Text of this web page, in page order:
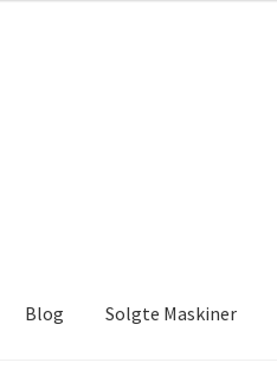
Blog Solgte Maskiner